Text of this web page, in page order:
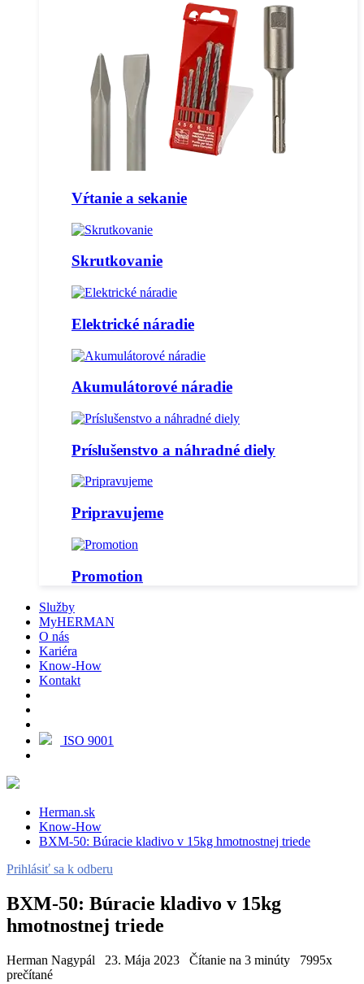
Vŕtanie a sekanie
Skrutkovanie
Elektrické náradie
Akumulátorové náradie
Príslušenstvo a náhradné diely
Pripravujeme
Promotion
Služby
MyHERMAN
O nás
Kariéra
Know-How
Kontakt
ISO 9001
Herman.sk
Know-How
BXM-50: Búracie kladivo v 15kg hmotnostnej triede
Prihlásiť sa k odberu
BXM-50: Búracie kladivo v 15kg
hmotnostnej triede
Herman Nagypál 23. Mája 2023 Čítanie na 3 minúty
7995x
prečítané